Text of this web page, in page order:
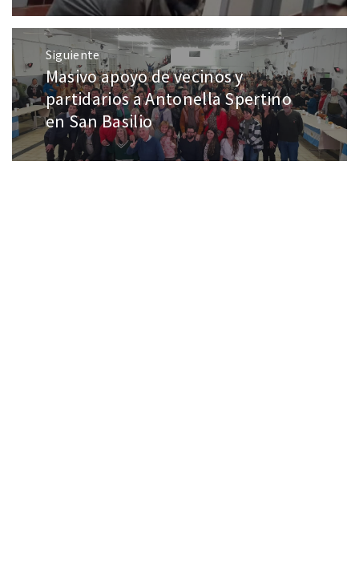
Siguiente
Masivo apoyo de vecinos y
partidarios a Antonella Spertino
en San Basilio